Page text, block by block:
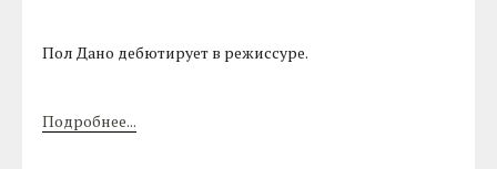
Пол Дано дебютирует в режиссуре.
Подробнее...